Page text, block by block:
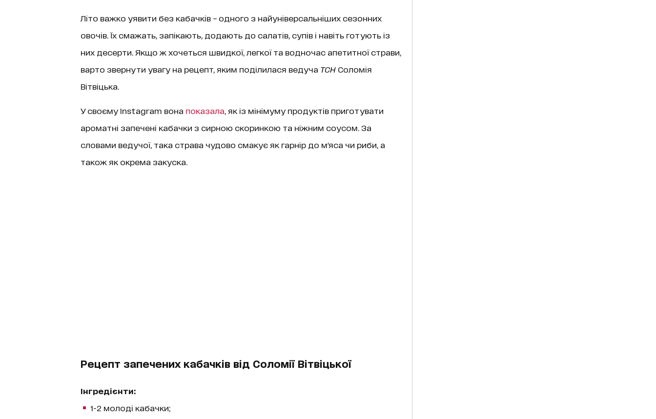
Літо важко уявити без кабачків – одного з найуніверсальніших сезонних
овочів. Їх смажать, запікають, додають до салатів, супів і навіть готують із
них десерти. Якщо ж хочеться швидкої, легкої та водночас апетитної страви,
варто звернути увагу на рецепт, яким поділилася ведуча ТСНСоломія
Вітвіцька.
У своєму Instagram вона показала , як із мінімуму продуктів приготувати
ароматні запечені кабачки з сирною скоринкою та ніжним соусом. За
словами ведучої, така страва чудово смакує як гарнір до м'яса чи риби, а
також як окрема закуска.
Рецепт запечених кабачків від Соломії Вітвіцької
Інгредієнти:
1-2 молоді кабачки;